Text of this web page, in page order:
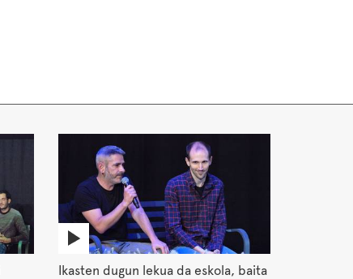
Ikasten dugun lekua da eskola, baita